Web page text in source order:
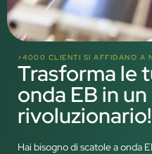
>4000 CLIENTI SI AFFIDANO A
Trasforma le
onda EB in
rivoluzionario!
Hai bisogno di scatole a onda